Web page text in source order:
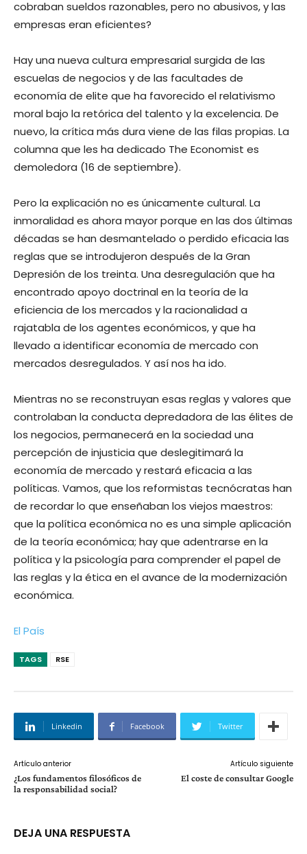
cobraban sueldos razonables, pero no abusivos, y las
empresas eran eficientes?
Hay una nueva cultura empresarial surgida de las
escuelas de negocios y de las facultades de
economía de elite que ha favorecido el relativismo
moral bajo la retórica del talento y la excelencia. De
nuevo, la crítica más dura viene de las filas propias. La
columna que les ha dedicado The Economist es
demoledora (16 de septiembre).
Pero la explicación no es únicamente cultural. La
inmoralidad es ahora mayor porque en las dos últimas
décadas se han desmantelado o perdido eficacia las
reglas que se introdujeron después de la Gran
Depresión de los treinta. Una desregulación que ha
encontrado apoyo doctrinal en la teoría de la
eficiencia de los mercados y la racionalidad a
rajatabla de los agentes económicos, y que ha
llevado a identificar economía de mercado con
mercados desregulados. Y así nos ha ido.
Mientras no se reconstruyan esas reglas y valores que
controlaban la conducta depredadora de las élites de
los negocios, permanecerá en la sociedad una
percepción de injusticia que deslegitimará la
economía de mercado y restará eficacia a las
políticas. Vamos, que los reformistas tecnócratas han
de recordar lo que enseñaban los viejos maestros:
que la política económica no es una simple aplicación
de la teoría económica; hay que adentrarse en la
política y la psicología para comprender el papel de
las reglas y la ética en el avance de la modernización
económica.
El País
TAGS RSE
Linkedin Facebook Twitter
Artículo anterior
¿Los fundamentos filosóficos de
la responsabilidad social?
Artículo siguiente
El coste de consultar Google
DEJA UNA RESPUESTA